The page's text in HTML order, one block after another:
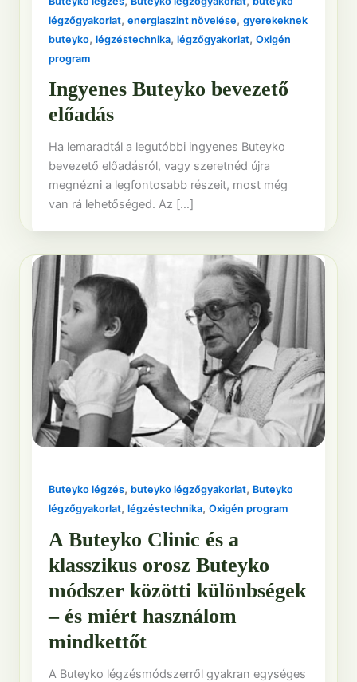
légzőgyakorlat,energiaszint növelése,gyerekeknek
buteyko,légzéstechnika,légzőgyakorlat,Oxigén
program
Ingyenes Buteyko bevezető
előadás
Ha lemaradtál a legutóbbi ingyenes Buteyko
bevezető előadásról, vagy szeretnéd újra
megnézni a legfontosabb részeit, most még
van rá lehetőséged. Az […]
Buteyko légzés, buteyko légzőgyakorlat, Buteyko
légzőgyakorlat,légzéstechnika,Oxigén program
A Buteyko Clinic és a
klasszikus orosz Buteyko
módszer közötti különbségek
– és miért használom
mindkettőt
A Buteyko légzésmódszerről gyakran egységes